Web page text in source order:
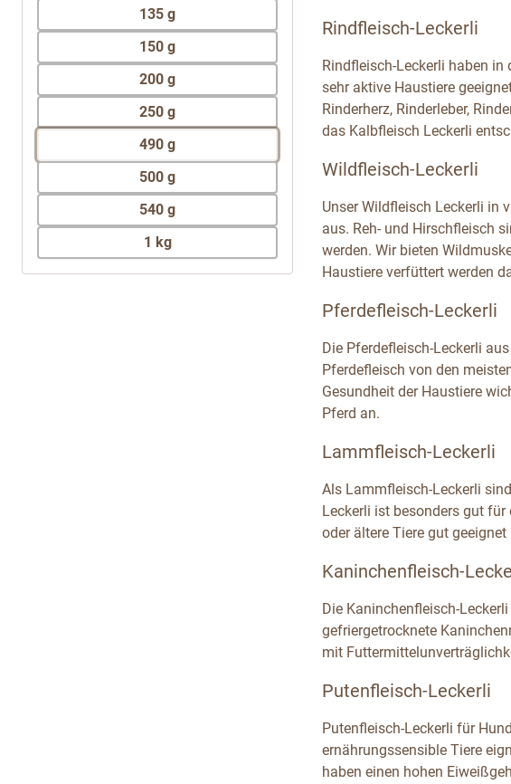
135 g
150 g
200 g
250 g
490 g
500 g
540 g
1 kg
Rindfleisch-Leckerli
Rindfleisch-Leckerli haben
sehr aktive Haustiere
Rinderherz, Rinderleber,
das Kalbfleisch Leckerli
Wildfleisch-Leckerli
Unser Wildfleisch Leckerli in
aus. Reh- und Hirschfleisch
werden. Wir bieten
Haustiere verfüttert werden
Pferdefleisch-Leckerli
Die Pferdefleisch-Leckerli
Pferdefleisch von den
Gesundheit der Haustiere
Pferd an.
Lammfleisch-Leckerli
Als Lammfleisch-Leckerli
Leckerli ist besonders gut
oder ältere Tiere gut
Kaninchenfleisch-
Die Kaninchenfleisch-
gefriergetrocknete
mit
Putenfleisch-Leckerli
Putenfleisch-Leckerli für
ernährungssensible Tiere
haben einen hohen